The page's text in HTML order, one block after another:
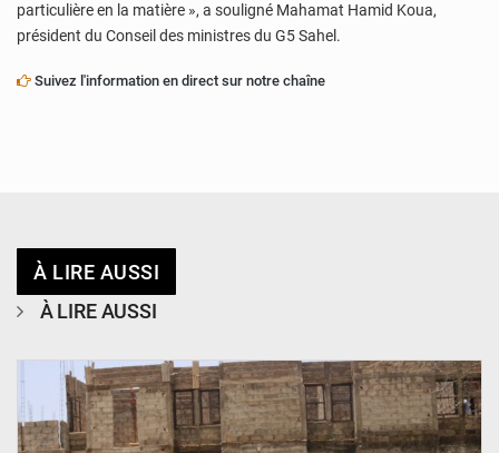
particulière en la matière », a souligné Mahamat Hamid Koua,
président du Conseil des ministres du G5 Sahel.
Suivez l'information en direct sur notre chaîne
À LIRE AUSSI
À LIRE AUSSI